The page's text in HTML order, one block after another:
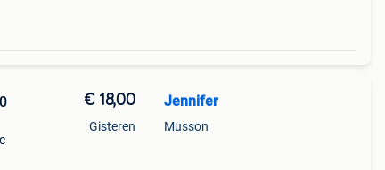
€ 18,00
Gisteren
Jennifer
Musson